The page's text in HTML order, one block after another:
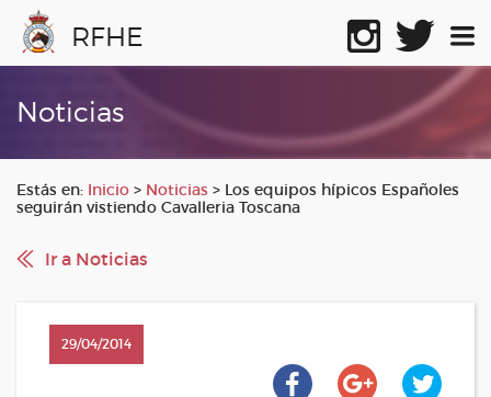
RFHE
Noticias
Estás en: Inicio > Noticias > Los equipos hípicos Españoles
seguirán vistiendo Cavalleria Toscana
Ir a Noticias
29/04/2014